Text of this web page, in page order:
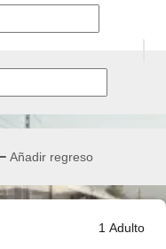
Añadir regreso
1 Adulto